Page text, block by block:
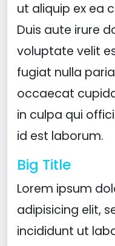
ut aliquip ex ea
Duis aute irure
voluptate velit
fugiat nulla
occaecat
in culpa qui
id est laborum.
Big Title
Lorem ipsum
adipisicing elit,
incididunt ut